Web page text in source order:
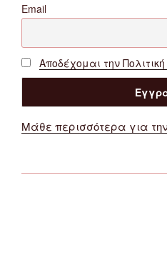
Email
Αποδέχομαι την
Μάθε περισσότερα για